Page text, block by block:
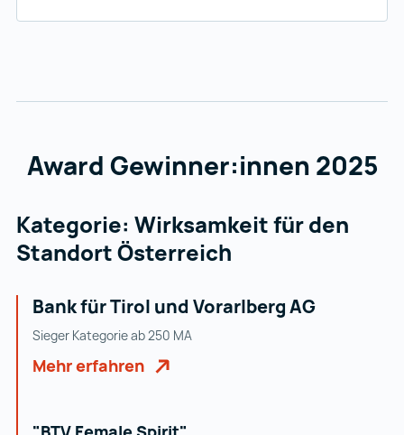
Award Gewinner:innen 2025
Kategorie: Wirksamkeit für den
Standort Österreich
Bank für Tirol und Vorarlberg AG
Sieger Kategorie ab 250 MA
Mehr erfahren